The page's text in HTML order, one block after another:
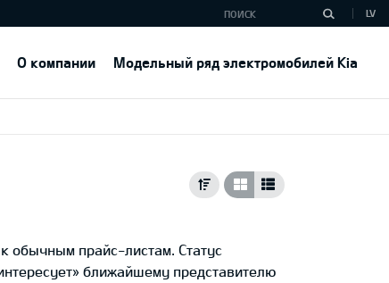
О компании Модельный ряд электромобилей Kia
LV
обычным прайс-листам. Статус
ближайшему представителю